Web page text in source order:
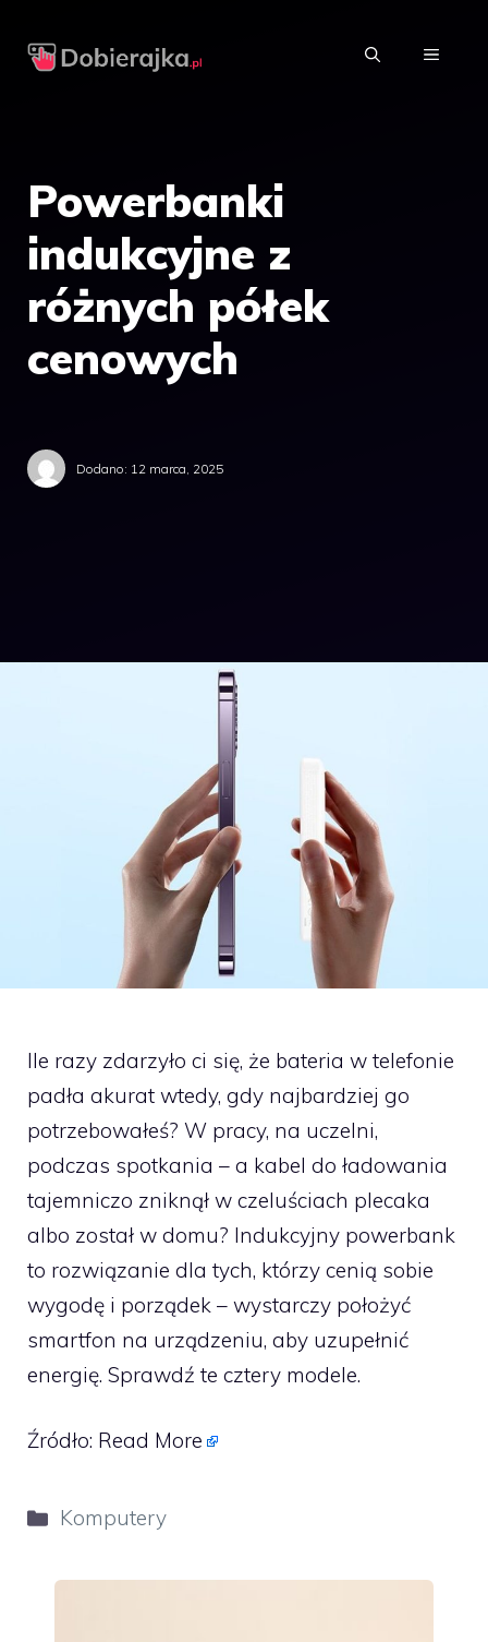
MENU
Powerbanki
indukcyjne z
różnych półek
cenowych
Dodano: 12 marca, 2025
Ile razy zdarzyło ci się, że bateria w telefonie
padła akurat wtedy, gdy najbardziej go
potrzebowałeś? W pracy, na uczelni,
podczas spotkania – a kabel do ładowania
tajemniczo zniknął w czeluściach plecaka
albo został w domu? Indukcyjny powerbank
to rozwiązanie dla tych, którzy cenią sobie
wygodę i porządek – wystarczy położyć
smartfon na urządzeniu, aby uzupełnić
energię. Sprawdź te cztery modele.
Źródło: Read More
Kategorie
Komputery